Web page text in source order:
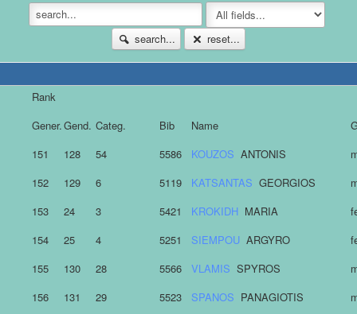
search... reset...
Rank
Gener.Gend. Categ. Bib Name
151
128 54 5586 KOUZOS ANTONIS
152
129 6 5119 KATSANTAS GEORGIOS
153
24 3 5421 KROKIDH MARIA
154
25 4 5251 SIEMPOU ARGYRO
155
130 28 5566 VLAMIS SPYROS
156
131 29 5523 SPANOS PANAGIOTIS